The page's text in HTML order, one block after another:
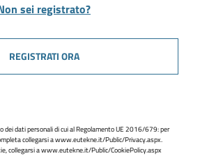
sei registrato?
REGISTRATI ORA
dati personali di cui al Regolamento UE 2016/679: per
collegarsi awww.eutekne.it/Public/Privacy.aspx.
collegarsi awww.eutekne.it/Public/CookiePolicy.aspx